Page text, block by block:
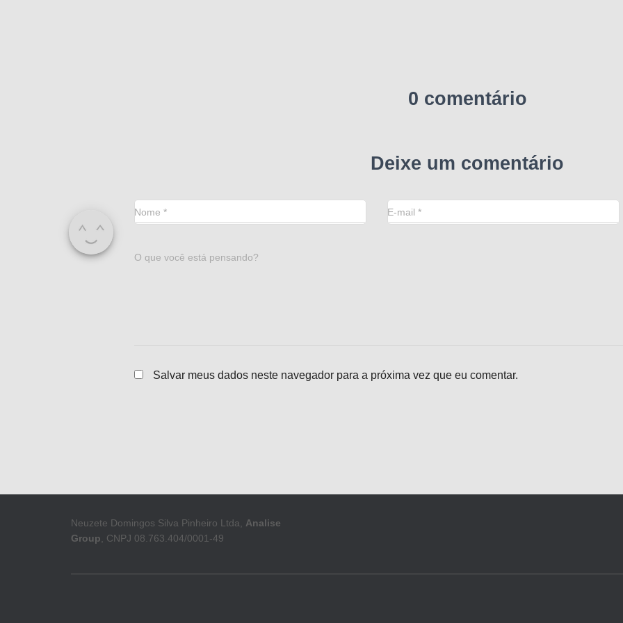
0 comentário
Deixe um comentário
Nome * E-mail *
O que você está pensando?
Salvar meus dados neste navegador para a próxima vez que eu comentar.
Neuzete Domingos Silva Pinheiro Ltda, Analise
Group , CNPJ 08.763.404/0001-49